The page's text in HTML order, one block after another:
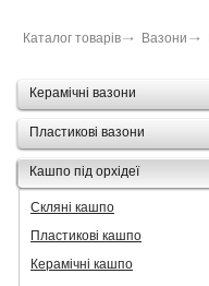
Каталог товарів Вазони
Керамічні вазони
Пластикові вазони
Кашпо під орхідеї
Скляні кашпо
Пластикові кашпо
Керамічні кашпо